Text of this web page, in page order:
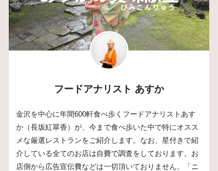
フードアナリスト あすか
金沢を中心に年間600軒食べ歩くフードアナリストあす
か（長坂紅翠香）が、今まで食べ歩いた中で特にオスス
メな厳選レストランをご紹介します。なお、星付きで紹
介している全てのお店は自費で調査をしております。お
店側から広告宣伝費などは一切頂いておりません。「ニ